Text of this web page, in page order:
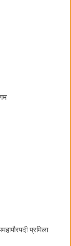
प्रमिला